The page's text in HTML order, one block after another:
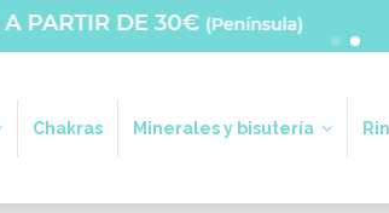
Chakras Minerales y bisutería